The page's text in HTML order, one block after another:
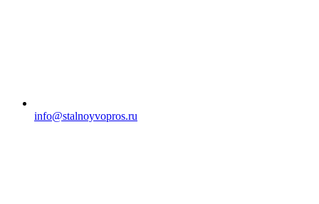
info@stalnoyvopros.ru